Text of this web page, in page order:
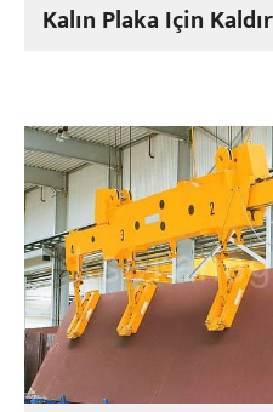
Kalın Plaka Için